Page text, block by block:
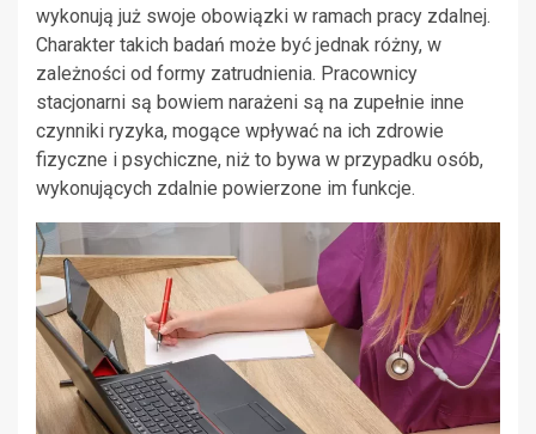
wykonują już swoje obowiązki w ramach pracy zdalnej.
Charakter takich badań może być jednak różny, w
zależności od formy zatrudnienia. Pracownicy
stacjonarni są bowiem narażeni są na zupełnie inne
czynniki ryzyka, mogące wpływać na ich zdrowie
fizyczne i psychiczne, niż to bywa w przypadku osób,
wykonujących zdalnie powierzone im funkcje.